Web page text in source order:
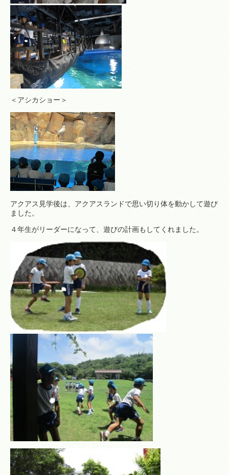
＜アシカショー＞
アクアス見学後は、アクアスランドで思い切り体を動かして遊び
ました。
４年生がリーダーになって、遊びの計画もしてくれました。